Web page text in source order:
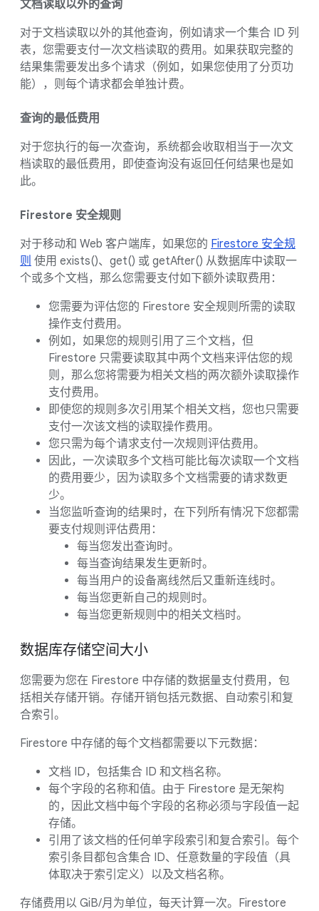
文档读取以外的查询
对于文档读取以外的其他查询，例如请求一个集合 ID 列
表，您需要支付一次文档读取的费用。如果获取完整的
结果集需要发出多个请求（例如，如果您使用了分页功
能），则每个请求都会单独计费。
查询的最低费用
对于您执行的每一次查询，系统都会收取相当于一次文
档读取的最低费用，即使查询没有返回任何结果也是如
此。
Firestore 安全规则
对于移动和 Web 客户端库，如果您的 Firestore 安全规
则 使用 exists()、get() 或 getAfter() 从数据库中读取一
个或多个文档，那么您需要支付如下额外读取费用：
您需要为评估您的 Firestore 安全规则所需的读取
操作支付费用。
例如，如果您的规则引用了三个文档，但
Firestore 只需要读取其中两个文档来评估您的规
则，那么您将需要为相关文档的两次额外读取操作
支付费用。
即使您的规则多次引用某个相关文档，您也只需要
支付一次该文档的读取操作费用。
您只需为每个请求支付一次规则评估费用。
因此，一次读取多个文档可能比每次读取一个文档
的费用要少，因为读取多个文档需要的请求数更
少。
当您监听查询的结果时，在下列所有情况下您都需
要支付规则评估费用：
每当您发出查询时。
每当查询结果发生更新时。
每当用户的设备离线然后又重新连线时。
每当您更新自己的规则时。
每当您更新规则中的相关文档时。
数据库存储空间大小
您需要为您在 Firestore 中存储的数据量支付费用，包
括相关存储开销。存储开销包括元数据、自动索引和复
合索引。
Firestore 中存储的每个文档都需要以下元数据：
文档 ID，包括集合 ID 和文档名称。
每个字段的名称和值。由于 Firestore 是无架构
的，因此文档中每个字段的名称必须与字段值一起
存储。
引用了该文档的任何单字段索引和复合索引。每个
索引条目都包含集合 ID、任意数量的字段值（具
体取决于索引定义）以及文档名称。
存储费用以 GiB/月为单位，每天计算一次。Firestore